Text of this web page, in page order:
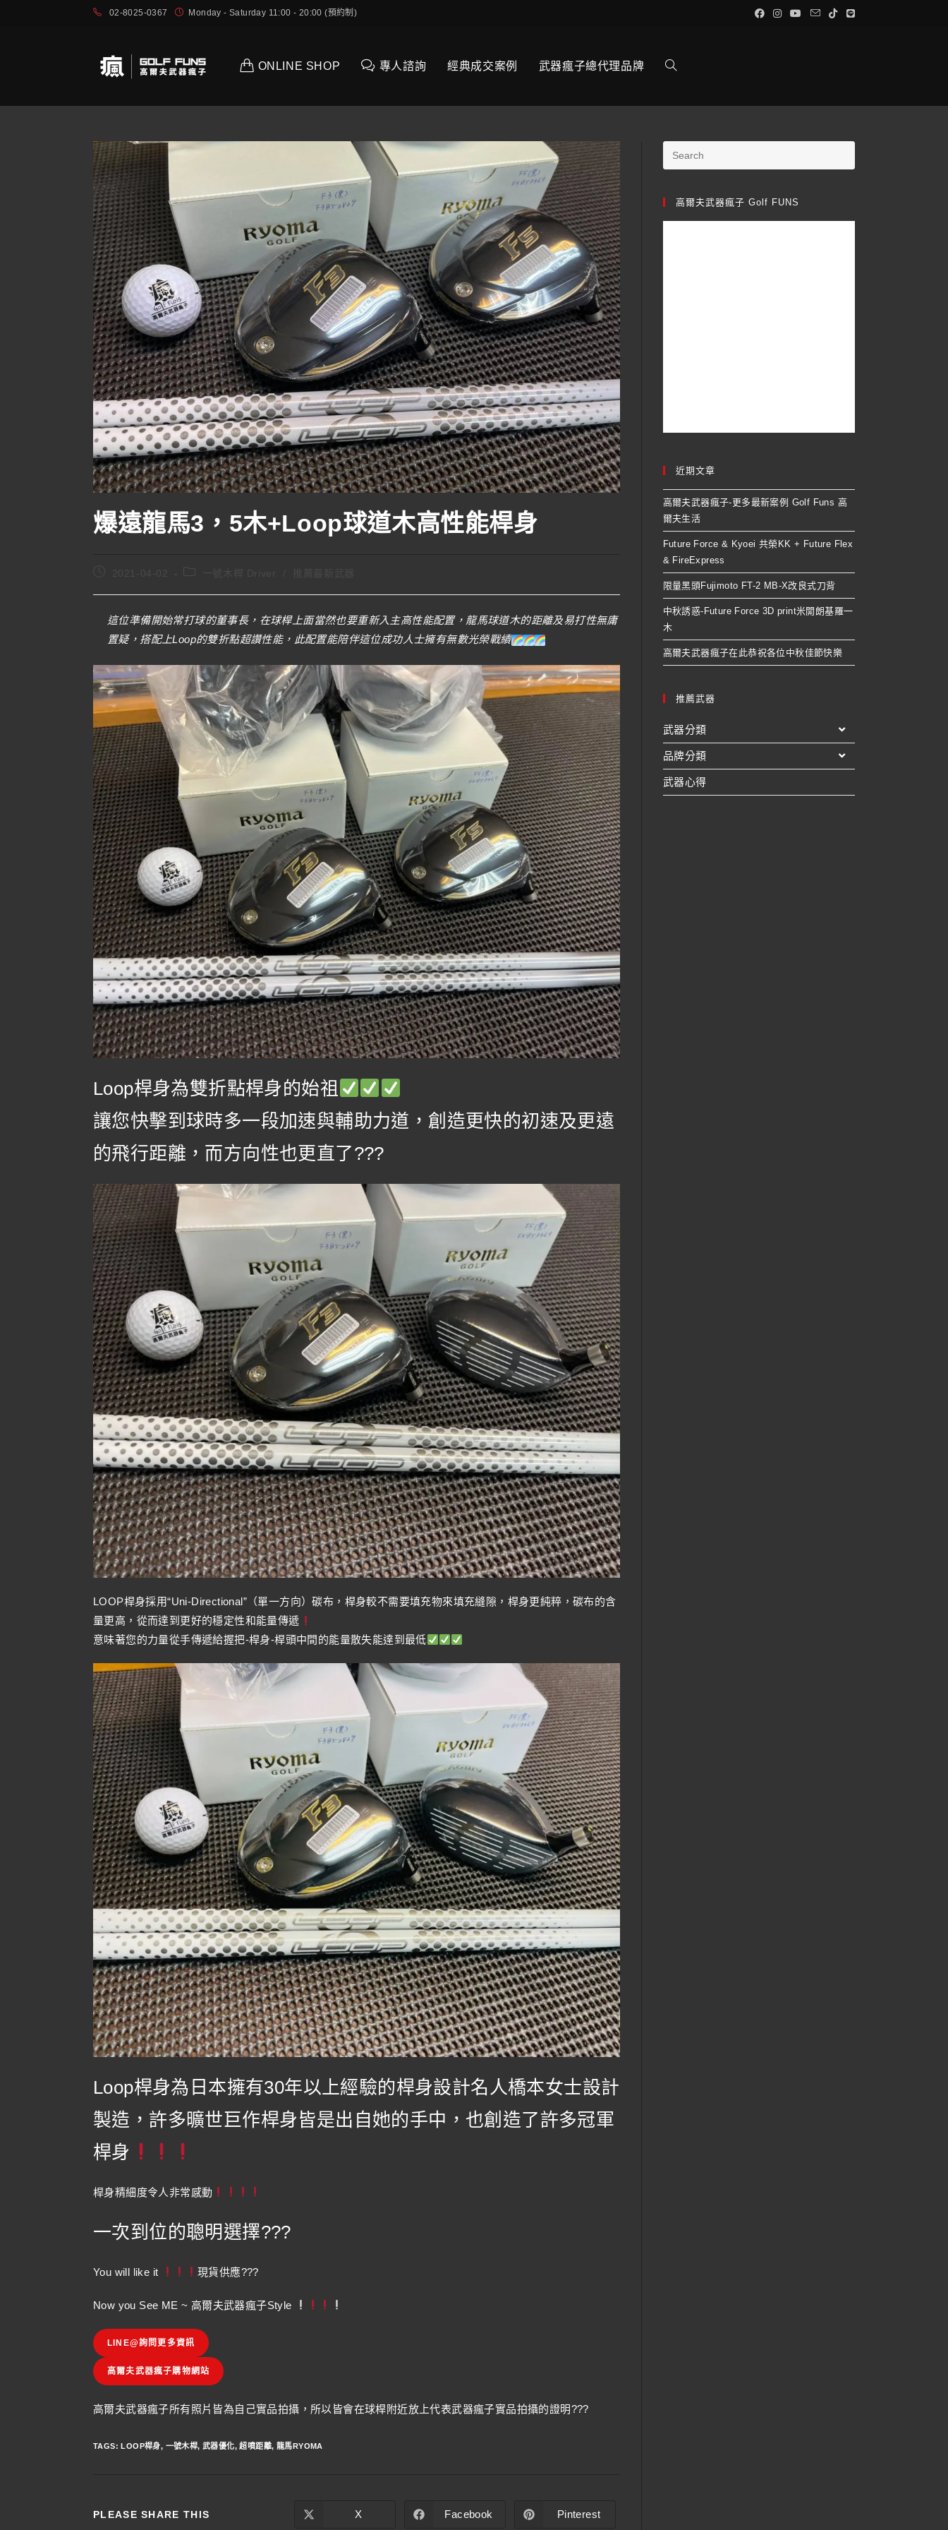
02-8025-0367 Monday - Saturday 11:00 - 20:00 (預約制)
ONLINE SHOP 專人諮詢 經典成交案例 武器瘋子總代理品牌
爆遠龍馬3，5木+Loop球道木高性能桿身
這位準備開始常打球的董事長，在球桿上面當然也要重新入主高性能配置，龍馬球道木的距離及易打性無庸
置疑，搭配上Loop的雙折點超讚性能，此配置能陪伴這位成功人士擁有無數光榮戰績
Loop桿身為雙折點桿身的始祖
讓您快擊到球時多一段加速與輔助力道，創造更快的初速及更遠
的飛行距離，而方向性也更直了???
LOOP桿身採用“Uni-Directional”（單一方向）碳布，桿身較不需要填充物來填充縫隙，桿身更純粹，碳布的含
量更高，從而達到更好的穩定性和能量傳遞
意味著您的力量從手傳遞給握把-桿身-桿頭中間的能量散失能達到最低
Loop桿身為日本擁有30年以上經驗的桿身設計名人橋本女士設計
製造，許多曠世巨作桿身皆是出自她的手中，也創造了許多冠軍
桿身
桿身精細度令人非常感動
一次到位的聰明選擇???
You will like it 現貨供應???
Now you See ME ~ 高爾夫武器瘋子Style
LINE@詢問更多資訊
高爾夫武器瘋子購物網站
高爾夫武器瘋子所有照片皆為自己實品拍攝，所以皆會在球桿附近放上代表武器瘋子實品拍攝的證明???
TAGS:LOOP桿身, 一號木桿, 武器優化, 超噴距離, 龍馬RYOMA
PLEASE SHARE THIS X Facebook Pinterest
高爾夫武器瘋子 Golf FUNS
近期文章
高爾夫武器瘋子-更多最新案例 Golf Funs 高
爾夫生活
Future Force & Kyoei 共榮KK + Future Flex
& FireExpress
限量黑頭Fujimoto FT-2 MB-X改良式刀背
中秋誘惑-Future Force 3D print米開朗基羅一
木
高爾夫武器瘋子在此恭祝各位中秋佳節快樂
推薦武器
武器分類
品牌分類
武器心得